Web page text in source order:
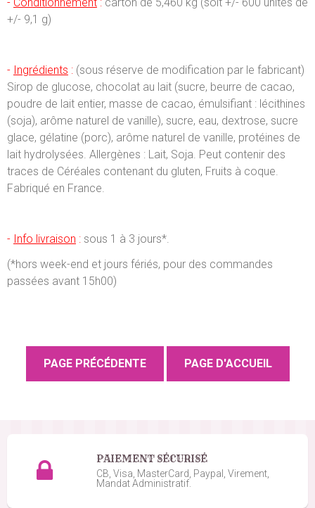
+/- 9,1 g)
- Ingrédients : (sous réserve de modification par le fabricant)
Sirop de glucose, chocolat au lait (sucre, beurre de cacao,
poudre de lait entier, masse de cacao, émulsifiant : lécithines
(soja), arôme naturel de vanille), sucre, eau, dextrose, sucre
glace, gélatine (porc), arôme naturel de vanille, protéines de
lait hydrolysées. Allergènes : Lait, Soja. Peut contenir des
traces de Céréales contenant du gluten, Fruits à coque.
Fabriqué en France.
- Info livraison : sous 1 à 3 jours*.
(*hors week-end et jours fériés, pour des commandes
passées avant 15h00)
PAIEMENT SÉCURISÉ
CB, Visa, MasterCard, Paypal, Virement,
Mandat Administratif.